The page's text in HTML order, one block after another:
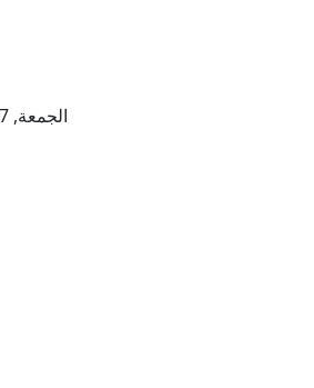
الجمعة, 07 أغسطس 2026 – 24 صفر 1448 هـ